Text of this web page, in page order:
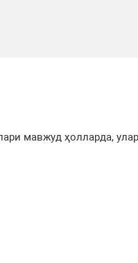
мавжуд ҳолларда,